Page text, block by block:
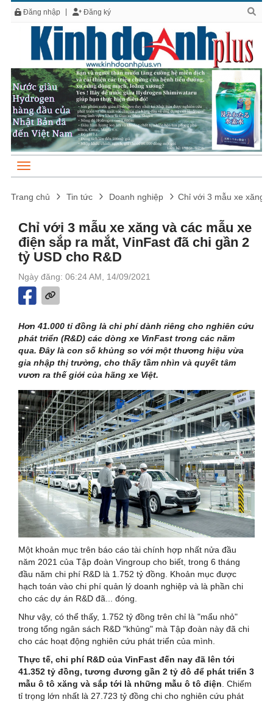
Đăng nhập Đăng ký
Trang chủ Tin tức Doanh nghiệp Chỉ với 3 mẫu xe xăng
Chỉ với 3 mẫu xe xăng và các mẫu xe
điện sắp ra mắt, VinFast đã chi gần 2
tỷ USD cho R&D
Ngày đăng: 06:24 AM, 14/09/2021
Hơn 41.000 tỉ đồng là chi phí dành riêng cho nghiên cứu
phát triển (R&D) các dòng xe VinFast trong các năm
qua. Đây là con số khủng so với một thương hiệu vừa
gia nhập thị trường, cho thấy tầm nhìn và quyết tâm
vươn ra thế giới của hãng xe Việt.
Một khoản mục trên báo cáo tài chính hợp nhất nửa đầu
năm 2021 của Tập đoàn Vingroup cho biết, trong 6 tháng
đầu năm chi phí R&D là 1.752 tỷ đồng. Khoản mục được
hạch toán vào chi phí quản lý doanh nghiệp và là phần chi
cho các dự án R&D đã... đóng.
Như vậy, có thể thấy, 1.752 tỷ đồng trên chỉ là "mẩu nhỏ"
trong tổng ngân sách R&D "khủng" mà Tập đoàn này đã chi
cho các hoạt động nghiên cứu phát triển của mình.
Thực tế, chi phí R&D của VinFast đến nay đã lên tới
41.352 tỷ đồng, tương đương gần 2 tỷ đô để phát triển 3
mẫu ô tô xăng và sắp tới là những mẫu ô tô điện. Chiếm
tỉ trọng lớn nhất là 27.723 tỷ đồng chi cho nghiên cứu phát